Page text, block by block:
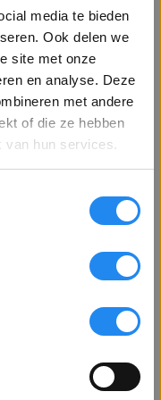
media te bieden
Ook delen we
site met onze
en analyse. Deze
met andere
of die ze hebben
van hun services.
3M E-A-
3M EARsoft Yellow
zijn de absolute
Deze
liefst 36 dB, ondanks
die aangenaam te
voor bij een
klant?